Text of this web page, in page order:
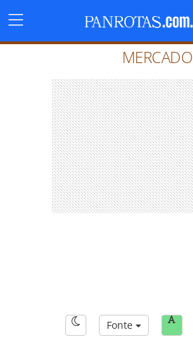
Menu
Principal
MERCADO
Fonte